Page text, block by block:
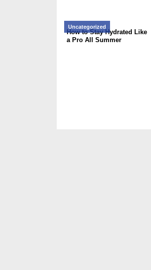
Uncategorized
How to Stay Hydrated Like
a Pro All Summer